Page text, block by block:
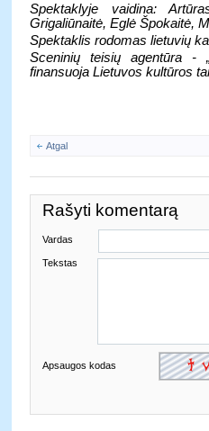
Spektaklyje vaidina:
Grigaliūnaitė, Eglė Špokaitė,
Spektaklis rodomas lietuvių
Sceninių teisių agentūra -
finansuoja Lietuvos kultūros
Atgal
Rašyti komentarą
Vardas
Tekstas
Apsaugos kodas